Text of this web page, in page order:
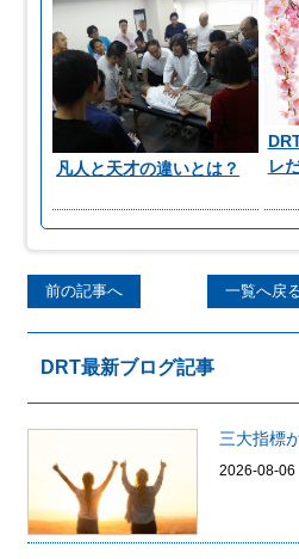
凡人と天才の違いとは？
レ
前の記事へ 一覧へ戻
DRT最新ブログ記事
三大指標
2026-08-06